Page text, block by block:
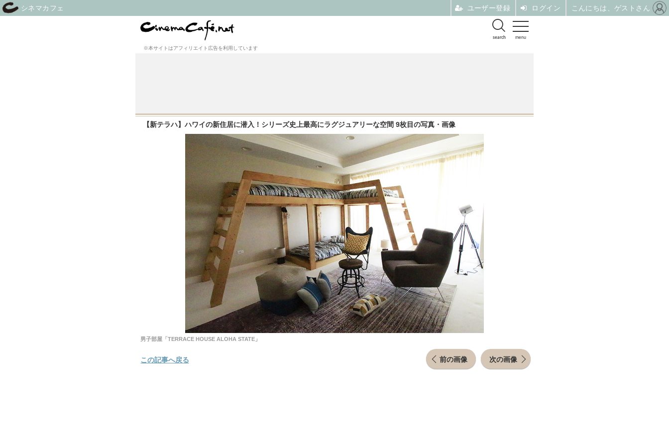
menu
search
※本サイトはアフィリエイト広告を利用しています
【新テラハ】ハワイの新住居に潜入！シリーズ史上最高にラグジュアリーな空間 9枚目の写真・画像
男子部屋「TERRACE HOUSE ALOHA STATE」
前の画像 次の画像
この記事へ戻る
シネマカフェ ユーザー登録 ログイン こんにちは、ゲストさん